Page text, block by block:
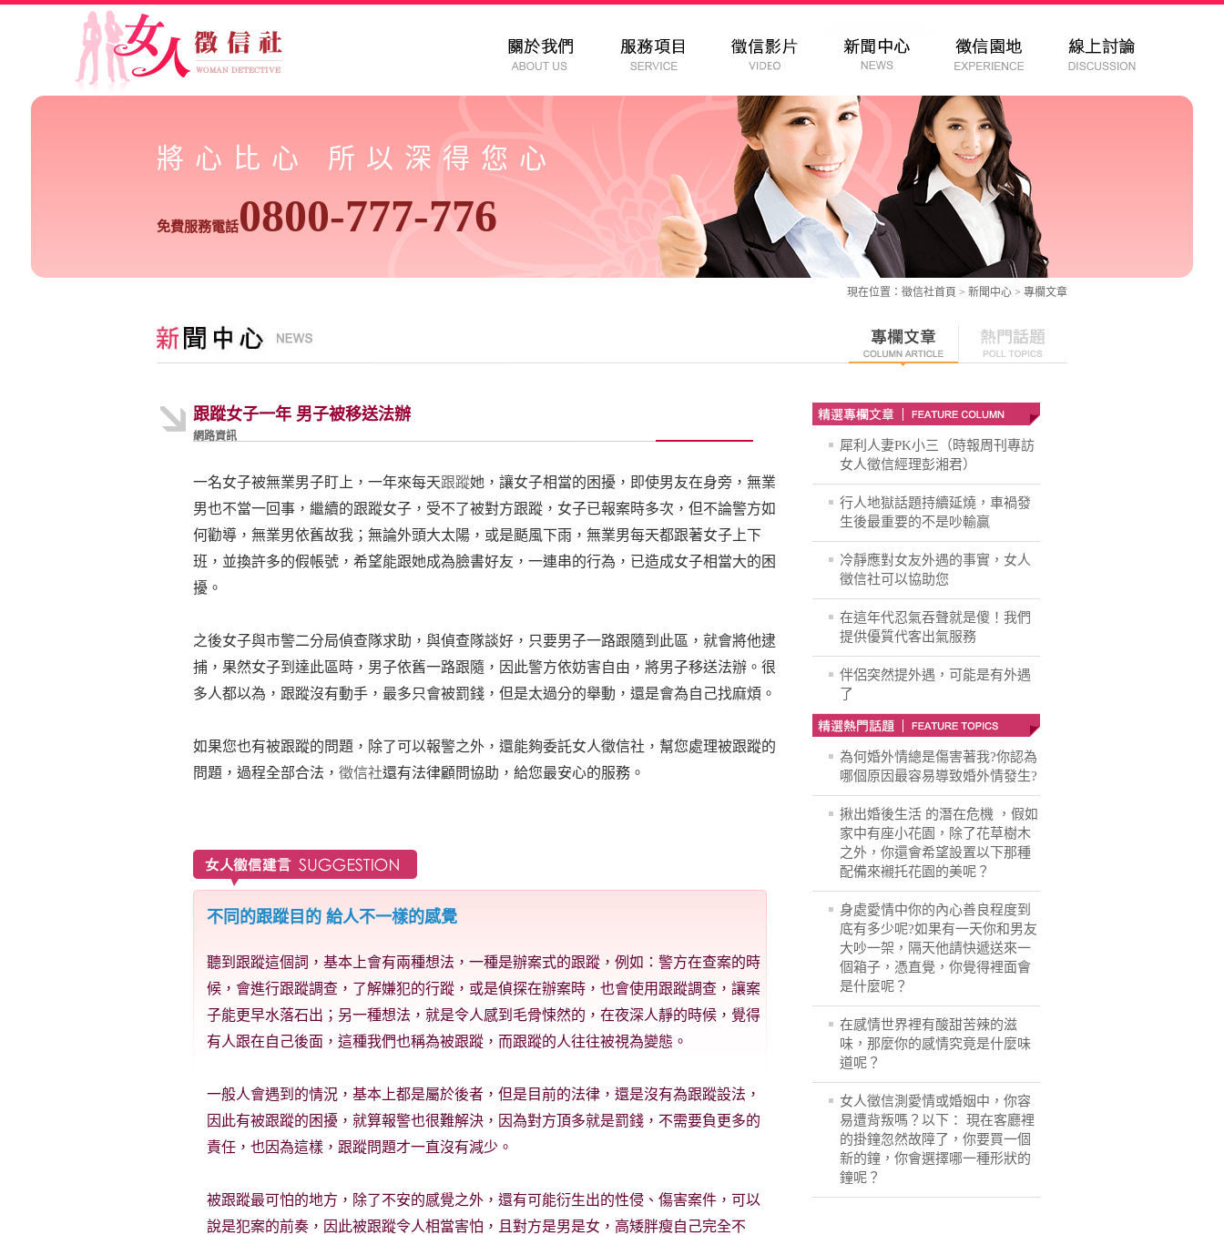
將心比心 所以深得您心
免費服務電話0800-777-776
現在位置： 徵信社首頁 > 新聞中心 > 專欄文章
跟蹤女子一年 男子被移送法辦
網路資訊
一名女子被無業男子盯上，一年來每天跟蹤她，讓女子相當的困擾，即使男友在身旁，無業
男也不當一回事，繼續的跟蹤女子，受不了被對方跟蹤，女子已報案時多次，但不論警方如
何勸導，無業男依舊故我；無論外頭大太陽，或是颳風下雨，無業男每天都跟著女子上下
班，並換許多的假帳號，希望能跟她成為臉書好友，一連串的行為，已造成女子相當大的困
擾。
之後女子與市警二分局偵查隊求助，與偵查隊談好，只要男子一路跟隨到此區，就會將他逮
捕，果然女子到達此區時，男子依舊一路跟隨，因此警方依妨害自由，將男子移送法辦。很
多人都以為，跟蹤沒有動手，最多只會被罰錢，但是太過分的舉動，還是會為自己找麻煩。
如果您也有被跟蹤的問題，除了可以報警之外，還能夠委託女人徵信社，幫您處理被跟蹤的
問題，過程全部合法， 徵信社還有法律顧問協助，給您最安心的服務。
不同的跟蹤目的 給人不一樣的感覺
聽到跟蹤這個詞，基本上會有兩種想法，一種是辦案式的跟蹤，例如：警方在查案的時
候，會進行跟蹤調查，了解嫌犯的行蹤，或是偵探在辦案時，也會使用跟蹤調查，讓案
子能更早水落石出；另一種想法，就是令人感到毛骨悚然的，在夜深人靜的時候，覺得
有人跟在自己後面，這種我們也稱為被跟蹤，而跟蹤的人往往被視為變態。
一般人會遇到的情況，基本上都是屬於後者，但是目前的法律，還是沒有為跟蹤設法，
因此有被跟蹤的困擾，就算報警也很難解決，因為對方頂多就是罰錢，不需要負更多的
責任，也因為這樣，跟蹤問題才一直沒有減少。
被跟蹤最可怕的地方，除了不安的感覺之外，還有可能衍生出的性侵、傷害案件，可以
說是犯案的前奏，因此被跟蹤令人相當害怕，且對方是男是女，高矮胖瘦自己完全不
犀利人妻PK小三（時報周刊專訪
女人徵信經理彭湘君）
行人地獄話題持續延燒，車禍發
生後最重要的不是吵輸贏
冷靜應對女友外遇的事實，女人
徵信社可以協助您
在這年代忍氣吞聲就是傻！我們
提供優質代客出氣服務
伴侶突然提外遇，可能是有外遇
了
為何婚外情總是傷害著我?你認為
哪個原因最容易導致婚外情發生?
揪出婚後生活 的潛在危機 ，假如
家中有座小花園，除了花草樹木
之外，你還會希望設置以下那種
配備來襯托花園的美呢？
身處愛情中你的內心善良程度到
底有多少呢?如果有一天你和男友
大吵一架，隔天他請快遞送來一
個箱子，憑直覺，你覺得裡面會
是什麼呢？
在感情世界裡有酸甜苦辣的滋
味，那麼你的感情究竟是什麼味
道呢？
女人徵信測愛情或婚姻中，你容
易遭背叛嗎？以下： 現在客廳裡
的掛鐘忽然故障了，你要買一個
新的鐘，你會選擇哪一種形狀的
鐘呢？